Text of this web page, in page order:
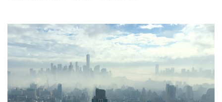
AD
BLOCKERIMA,
PROBLEM
JE
U
VAŠOJ
KOMUNIKACIJI!